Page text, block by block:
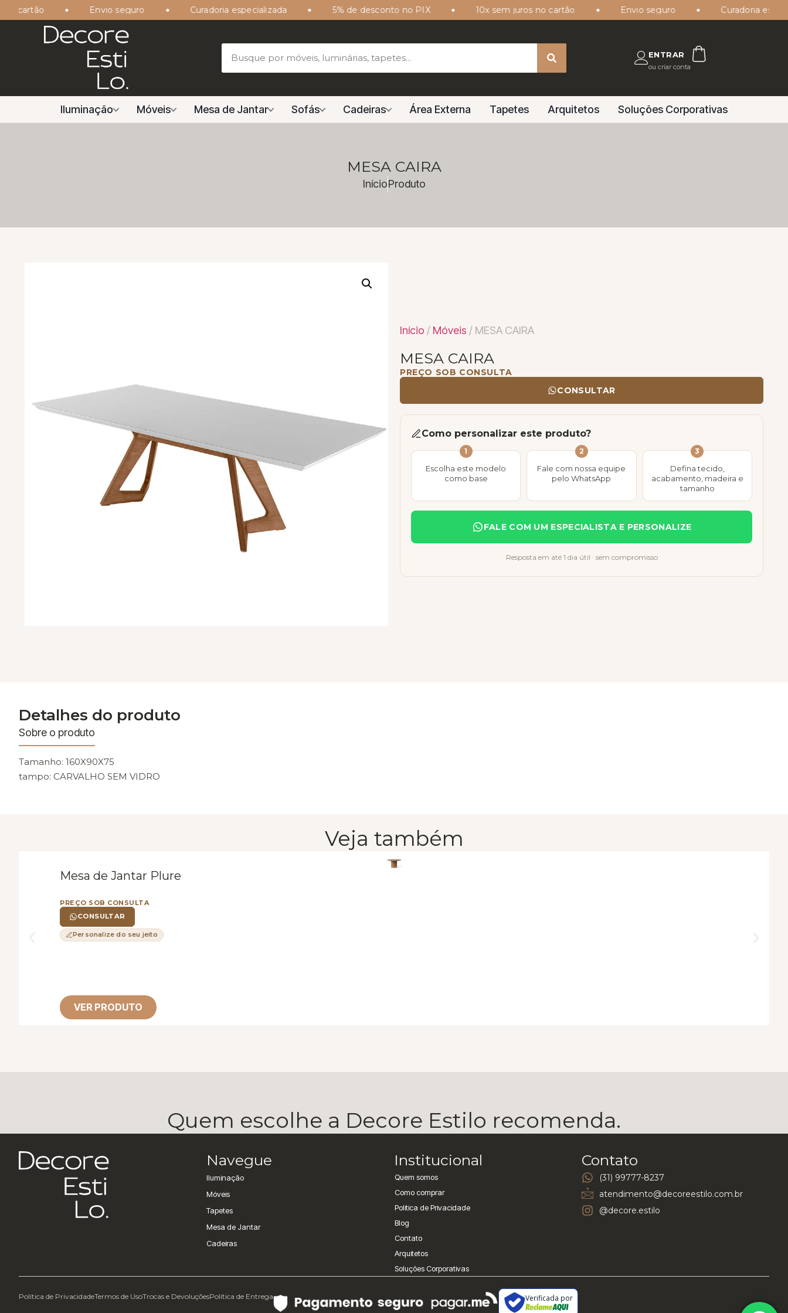
cartão Envio seguro Curadoria especializada 5% de desconto no PIX 10x sem juros no cartão Envio seguro Curadoria
ENTRAR
ou criar conta
Iluminação Móveis Mesa de Jantar Sofás Cadeiras Área Externa Tapetes Arquitetos Soluções Corporativas
MESA CAIRA
InícioProduto
Início / Móveis / MESA CAIRA
MESA CAIRA
PREÇO SOB CONSULTA
CONSULTAR
Como personalizar este produto?
1
Escolha este modelo
como base
2
Fale com nossa equipe
pelo WhatsApp
3
Defina tecido,
acabamento, madeira e
tamanho
FALE COM UM ESPECIALISTA E PERSONALIZE
Resposta em até 1 dia útil · sem compromisso
Detalhes do produto
Sobre o produto
Tamanho: 160X90X75
tampo: CARVALHO SEM VIDRO
Veja também
Mesa de Jantar Plure
PREÇO SOB CONSULTA
CONSULTAR
Personalize do seu jeito
VER PRODUTO
Quem escolhe a Decore Estilo recomenda.
Navegue
Iluminação
Móveis
Tapetes
Mesa de Jantar
Cadeiras
Institucional
Quem somos
Como comprar
Politica de Privacidade
Blog
Contato
Arquitetos
Soluções Corporativas
Contato
(31) 99777-8237
atendimento@decoreestilo.com.br
@decore.estilo
Política de PrivacidadeTermos de UsoTrocas e DevoluçõesPolítica de Entrega Verificada por